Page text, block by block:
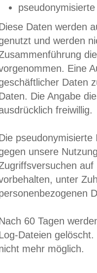
Daten werden
und werden
Eine
Daten
Die Angabe
freiwillig.
unsere
unter
60 Tagen
Dateien
mehr möglich.